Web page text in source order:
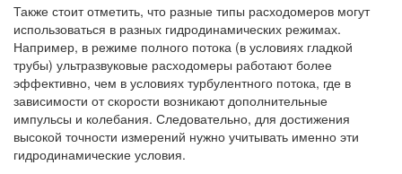
Также стоит отметить, что разные типы расходомеров могут
использоваться в разных гидродинамических режимах.
Например, в режиме полного потока (в условиях гладкой
трубы) ультразвуковые расходомеры работают более
эффективно, чем в условиях турбулентного потока, где в
зависимости от скорости возникают дополнительные
импульсы и колебания. Следовательно, для достижения
высокой точности измерений нужно учитывать именно эти
гидродинамические условия.